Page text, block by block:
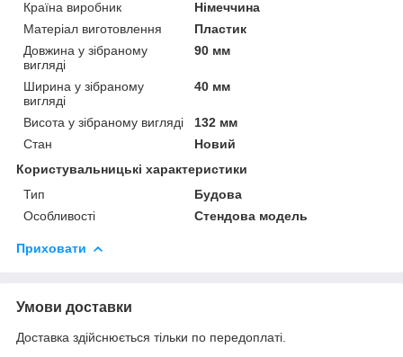
Країна виробник
Німеччина
Матеріал виготовлення
Пластик
Довжина у зібраному
вигляді
90 мм
Ширина у зібраному
вигляді
40 мм
Висота у зібраному вигляді
132 мм
Стан
Новий
Користувальницькі характеристики
Тип
Будова
Особливості
Стендова модель
Приховати
Умови доставки
Доставка здійснюється тільки по передоплаті.